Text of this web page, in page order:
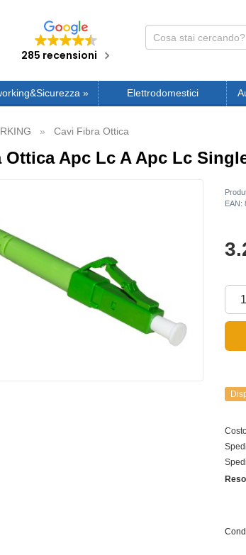
285 recensioni
» Elettrodomestici
Cavi Fibra Ottica
Ottica Apc Lc A Apc Lc
EAN: